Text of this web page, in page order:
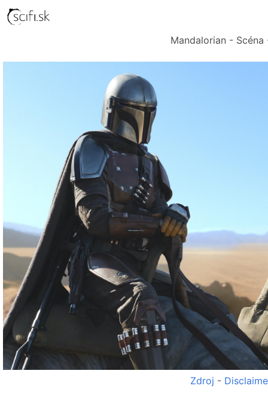
Mandalorian - Scéna
Zdroj -